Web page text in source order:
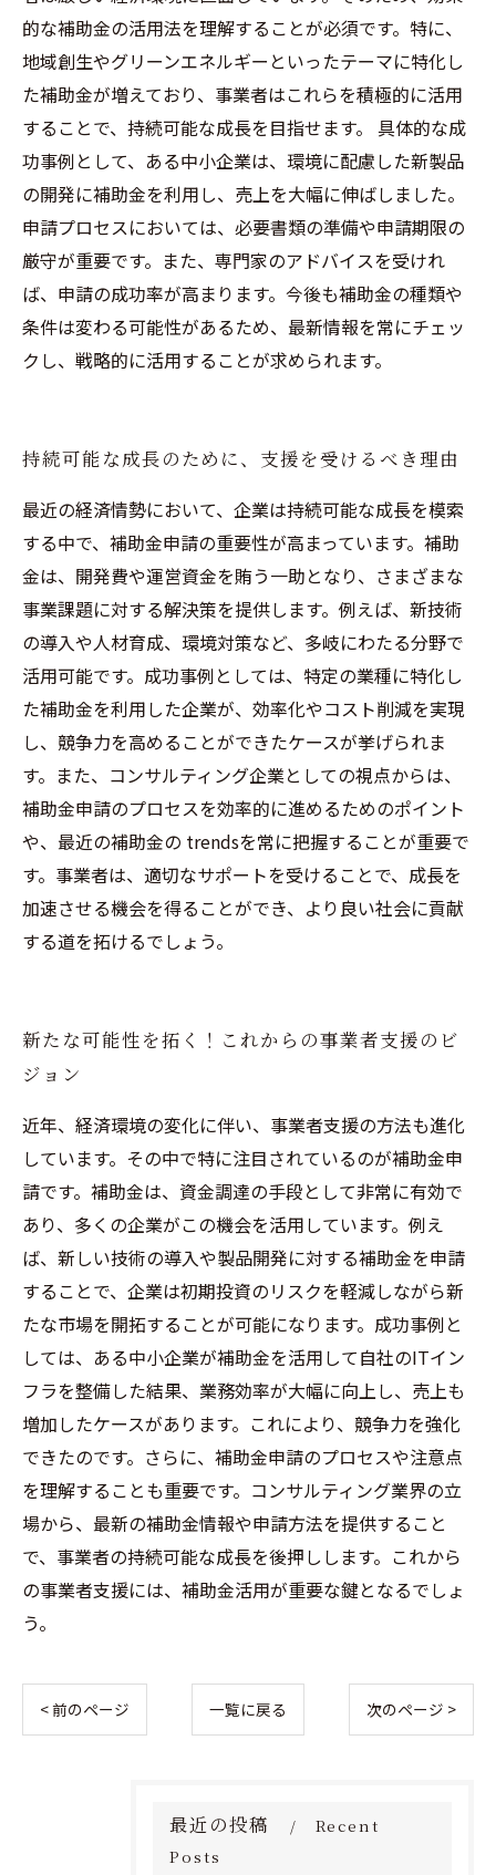
的な補助金の活用法を理解することが必須です。特に、
地域創生やグリーンエネルギーといったテーマに特化し
た補助金が増えており、事業者はこれらを積極的に活用
することで、持続可能な成長を目指せます。 具体的な成
功事例として、ある中小企業は、環境に配慮した新製品
の開発に補助金を利用し、売上を大幅に伸ばしました。
申請プロセスにおいては、必要書類の準備や申請期限の
厳守が重要です。また、専門家のアドバイスを受けれ
ば、申請の成功率が高まります。今後も補助金の種類や
条件は変わる可能性があるため、最新情報を常にチェッ
クし、戦略的に活用することが求められます。
持続可能な成長のために、支援を受けるべき理由
最近の経済情勢において、企業は持続可能な成長を模索
する中で、補助金申請の重要性が高まっています。補助
金は、開発費や運営資金を賄う一助となり、さまざまな
事業課題に対する解決策を提供します。例えば、新技術
の導入や人材育成、環境対策など、多岐にわたる分野で
活用可能です。成功事例としては、特定の業種に特化し
た補助金を利用した企業が、効率化やコスト削減を実現
し、競争力を高めることができたケースが挙げられま
す。また、コンサルティング企業としての視点からは、
補助金申請のプロセスを効率的に進めるためのポイント
や、最近の補助金の trendsを常に把握することが重要で
す。事業者は、適切なサポートを受けることで、成長を
加速させる機会を得ることができ、より良い社会に貢献
する道を拓けるでしょう。
新たな可能性を拓く！これからの事業者支援のビ
ジョン
近年、経済環境の変化に伴い、事業者支援の方法も進化
しています。その中で特に注目されているのが補助金申
請です。補助金は、資金調達の手段として非常に有効で
あり、多くの企業がこの機会を活用しています。例え
ば、新しい技術の導入や製品開発に対する補助金を申請
することで、企業は初期投資のリスクを軽減しながら新
たな市場を開拓することが可能になります。成功事例と
しては、ある中小企業が補助金を活用して自社のITイン
フラを整備した結果、業務効率が大幅に向上し、売上も
増加したケースがあります。これにより、競争力を強化
できたのです。さらに、補助金申請のプロセスや注意点
を理解することも重要です。コンサルティング業界の立
場から、最新の補助金情報や申請方法を提供すること
で、事業者の持続可能な成長を後押しします。これから
の事業者支援には、補助金活用が重要な鍵となるでしょ
う。
< 前のページ 一覧に戻る 次のページ >
最近の投稿
Recent
Posts